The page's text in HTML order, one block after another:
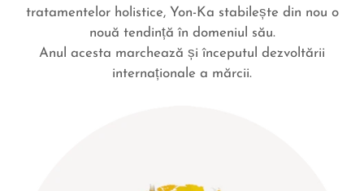
tratamentelor holistice, Yon-Ka stabilește din nou o
nouă tendință în domeniul său.
Anul acesta marchează și începutul dezvoltării
internaționale a mărcii.